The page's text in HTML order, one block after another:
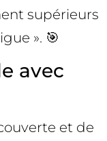
supérieurs
». 🎯
avec
et de